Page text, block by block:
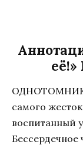
самого
воспитанный